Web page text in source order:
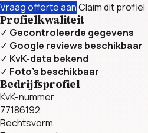
Vraag offerte aanClaim dit profiel
Profielkwaliteit
✓ Gecontroleerde gegevens
✓ Google reviews beschikbaar
✓ KvK-data bekend
✓ Foto’s beschikbaar
Bedrijfsprofiel
KvK-nummer
77186192
Rechtsvorm